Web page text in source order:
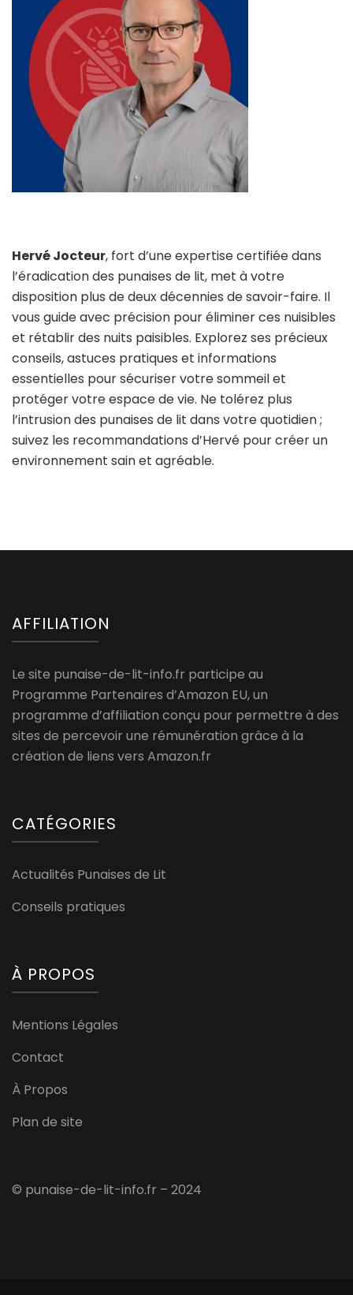
Hervé Jocteur, fort d’une expertise certifiée dans
l’éradication des punaises de lit, met à votre
disposition plus de deux décennies de savoir-faire. Il
vous guide avec précision pour éliminer ces nuisibles
et rétablir des nuits paisibles. Explorez ses précieux
conseils, astuces pratiques et informations
essentielles pour sécuriser votre sommeil et
protéger votre espace de vie. Ne tolérez plus
l’intrusion des punaises de lit dans votre quotidien ;
suivez les recommandations d’Hervé pour créer un
environnement sain et agréable.
AFFILIATION
Le site punaise-de-lit-info.fr participe au
Programme Partenaires d’Amazon EU, un
programme d’affiliation conçu pour permettre à des
sites de percevoir une rémunération grâce à la
création de liens vers Amazon.fr
CATÉGORIES
Actualités Punaises de Lit
Conseils pratiques
À PROPOS
Mentions Légales
Contact
À Propos
Plan de site
© punaise-de-lit-info.fr – 2024